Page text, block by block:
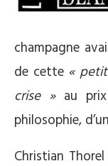
champagne
de cette «
crise »au prix
philosophie,
Christian